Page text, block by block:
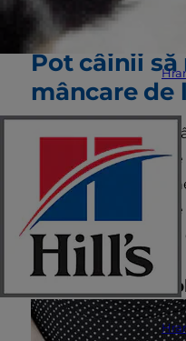
dăunătoare pentru
Pot câinii să
mâncare de
Întrebarea nu este
mânca resturi
este bine pentru
Iată o serie de
câinelui din farfuria
Poate cauza